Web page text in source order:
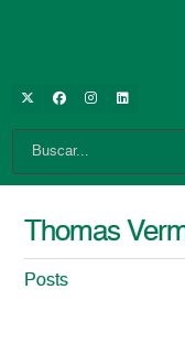
Thomas
Posts